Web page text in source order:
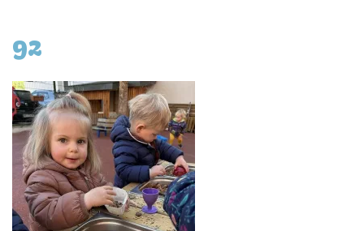
92